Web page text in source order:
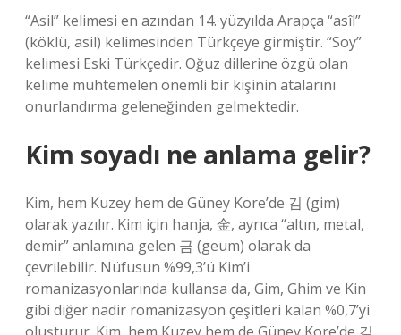
“Asil” kelimesi en azından 14. yüzyılda Arapça “asîl”
(köklü, asil) kelimesinden Türkçeye girmiştir. “Soy”
kelimesi Eski Türkçedir. Oğuz dillerine özgü olan
kelime muhtemelen önemli bir kişinin atalarını
onurlandırma geleneğinden gelmektedir.
Kim soyadı ne anlama gelir?
Kim, hem Kuzey hem de Güney Kore’de 김 (gim)
olarak yazılır. Kim için hanja, 金, ayrıca “altın, metal,
demir” anlamına gelen 금 (geum) olarak da
çevrilebilir. Nüfusun %99,3’ü Kim’i
romanizasyonlarında kullansa da, Gim, Ghim ve Kin
gibi diğer nadir romanizasyon çeşitleri kalan %0,7’yi